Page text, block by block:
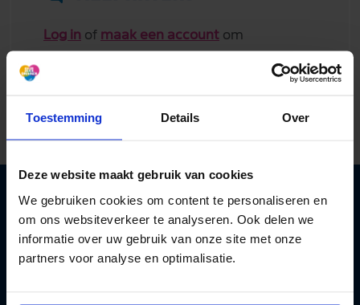
Toestemming Details Over
Deze website maakt gebruik van cookies
We gebruiken cookies om content te personaliseren en
om ons websiteverkeer te analyseren. Ook delen we
informatie over uw gebruik van onze site met onze
partners voor analyse en optimalisatie.
Log in of maak een account om
Aan de slag met een gezonder leven
met minder alcohol